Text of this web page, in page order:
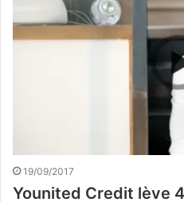
19/09/2017
Younited Credit lève